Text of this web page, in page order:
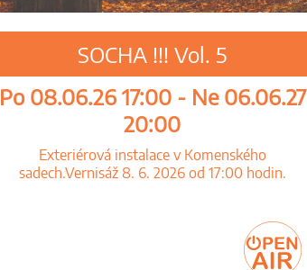
SOCHA !!! Vol. 5
Po 08.06.26 17:00 - Ne 06.06.27
20:00
Exteriérová instalace v Komenského
sadech.Vernisáž 8. 6. 2026 od 17:00 hodin.